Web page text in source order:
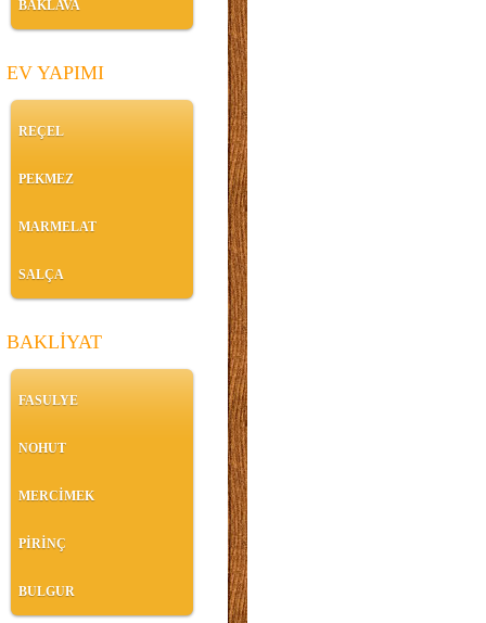
BAKLAVA
EV YAPIMI
REÇEL
PEKMEZ
MARMELAT
SALÇA
BAKLİYAT
FASULYE
NOHUT
MERCİMEK
PİRİNÇ
BULGUR